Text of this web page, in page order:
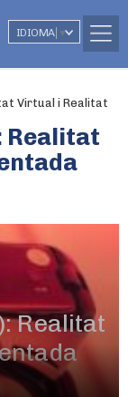
IDIOMA ▼
Virtual i Realitat
Realitat
Realitat